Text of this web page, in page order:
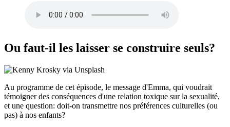
Ou faut-il les laisser se construire seuls?
Au programme de cet épisode, le message d'Emma, qui voudrait
témoigner des conséquences d'une relation toxique sur la sexualité,
et une question: doit-on transmettre nos préférences culturelles (ou
pas) à nos enfants?